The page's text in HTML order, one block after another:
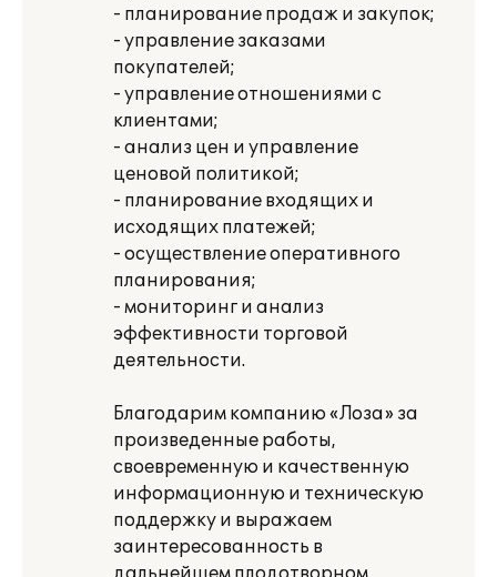
- планирование продаж и закупок;
- управление заказами
покупателей;
- управление отношениями с
клиентами;
- анализ цен и управление
ценовой политикой;
- планирование входящих и
исходящих платежей;
- осуществление оперативного
планирования;
- мониторинг и анализ
эффективности торговой
деятельности.
Благодарим компанию «Лоза» за
произведенные работы,
своевременную и качественную
информационную и техническую
поддержку и выражаем
заинтересованность в